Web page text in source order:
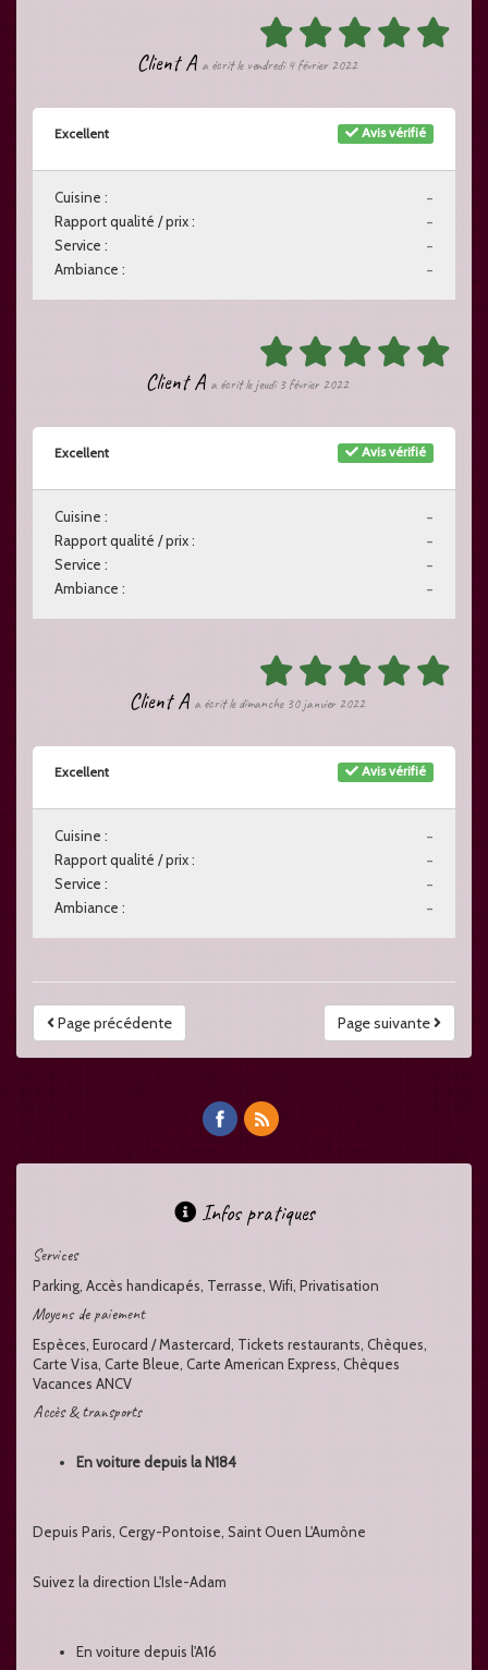
Client A a écrit le vendredi 4 février 2022
Avis vérifié
Excellent
-
Cuisine :
-
Rapport qualité / prix :
-
Service :
-
Ambiance :
Client A a écrit le jeudi 3 février 2022
Avis vérifié
Excellent
-
Cuisine :
-
Rapport qualité / prix :
-
Service :
-
Ambiance :
Client A a écrit le dimanche 30 janvier 2022
Avis vérifié
Excellent
-
Cuisine :
-
Rapport qualité / prix :
-
Service :
-
Ambiance :
Page suivante
Page précédente
Infos pratiques
Services
Parking, Accès handicapés, Terrasse, Wifi, Privatisation
Moyens de paiement
Espèces, Eurocard / Mastercard, Tickets restaurants, Chèques,
Carte Visa, Carte Bleue, Carte American Express, Chèques
Vacances ANCV
Accès & transports
En voiture depuis la N184
Depuis Paris, Cergy-Pontoise, Saint Ouen L'Aumône
Suivez la direction L'Isle-Adam
En voiture depuis l'A16